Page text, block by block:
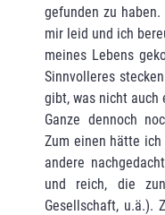
gefunden zu
mir leid und ich
meines Lebens
Sinnvolleres
gibt, was nicht auch
Ganze dennoch
Zum einen hätte
andere
und reich, die
Gesellschaft, u.ä.).